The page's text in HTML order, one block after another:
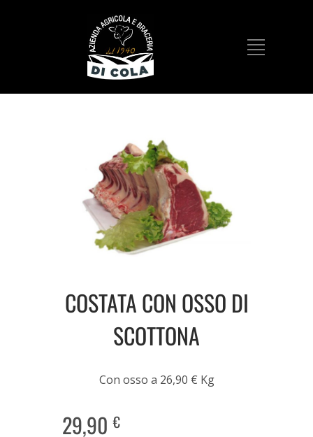
COSTATA CON OSSO DI
SCOTTONA
Con osso a 26,90 € Kg
29,90€